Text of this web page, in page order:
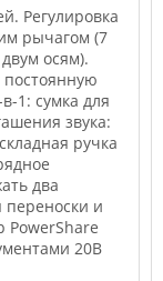
Регулировка
рычагом (7
осям).
постоянную
1: сумка для
звука:
ручка
два
переноски и
PowerShare
20В